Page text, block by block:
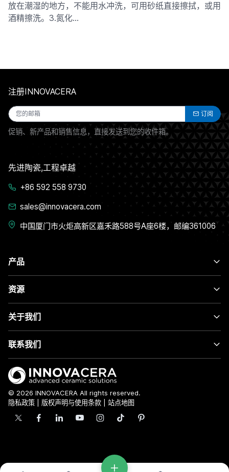
放在潮湿的地方，不能用水冲洗，可用砂纸直接擦拭，或用
酒精擦洗。3.氮化…
产品
资源
关于我们
联系我们
注册INNOVACERA
订阅
促销、新产品和销售信息，直接发送到您的收件箱。
先进陶瓷,工程卓越
+86 592 558 9730
sales@innovacera.com
中国厦门市火炬高新区嘉禾路588号A座6楼，邮编361006
© 2026 INNOVACERA All rights reserved.
隐私政策
版权声明与使用条款 站点地图